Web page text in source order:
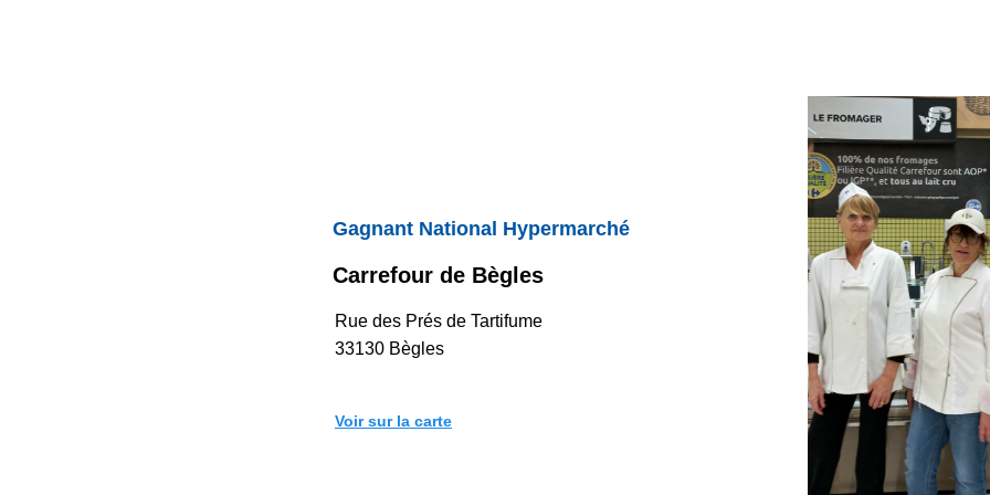
Gagnant National Hypermarché
Carrefour de Bègles
Rue des Prés de Tartifume
33130 Bègles
Voir sur la carte